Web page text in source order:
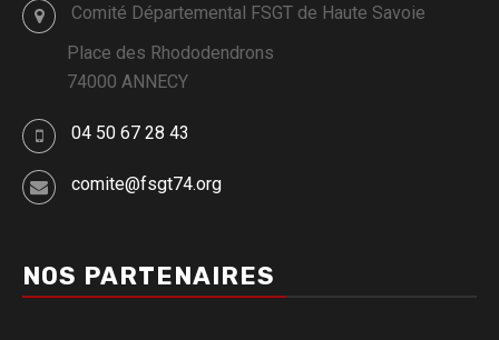
Comité Départemental FSGT de Haute Savoie
Place des Rhododendrons
74000 ANNECY
04 50 67 28 43
comite@fsgt74.org
NOS PARTENAIRES